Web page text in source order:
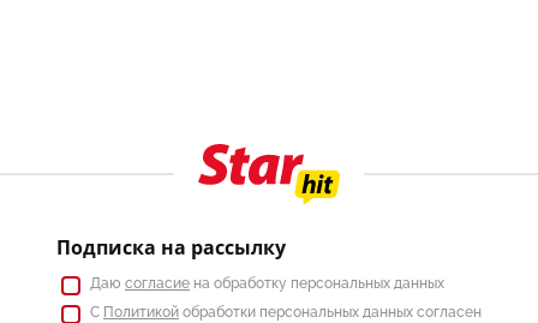
Подписка на рассылку
Даю согласие на обработку персональных данных
С Политикой обработки персональных данных согласен